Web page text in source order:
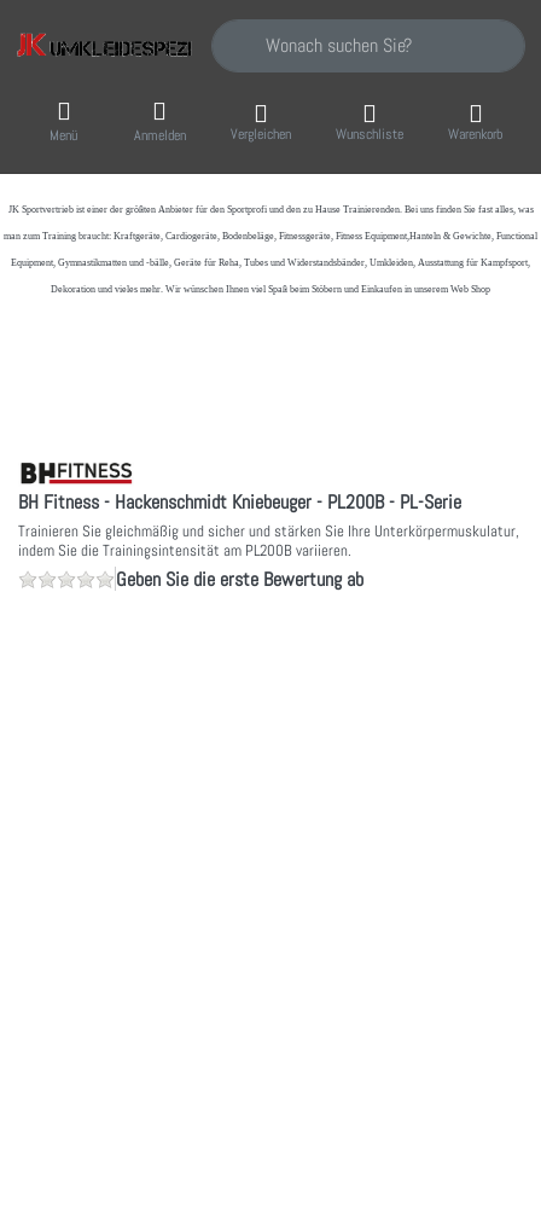
Geben Sie einen Suchbegriff ein. Während
Menü Anmelden Vergleichen Wunschliste Warenkorb
JK Sportvertrieb ist einer der größten Anbieter für den Sportprofi und den zu Hause Trainierenden. Bei uns finden Sie fast alles, was
man zum Training braucht: Kraftgeräte, Cardiogeräte, Bodenbeläge, Fitnessgeräte, Fitness Equipment,Hanteln & Gewichte, Functional
Equipment, Gymnastikmatten und -bälle, Geräte für Reha, Tubes und Widerstandsbänder, Umkleiden, Ausstattung für Kampfsport,
Dekoration und vieles mehr. Wir wünschen Ihnen viel Spaß beim Stöbern und Einkaufen in unserem Web Shop
BH Fitness - Hackenschmidt Kniebeuger - PL200B - PL-Serie
Trainieren Sie gleichmäßig und sicher und stärken Sie Ihre Unterkörpermuskulatur,
indem Sie die Trainingsintensität am PL200B variieren.
Geben Sie die erste Bewertung ab